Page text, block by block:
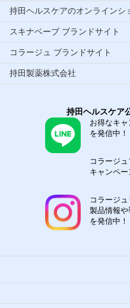
持田ヘルスケアのオンラインシ
スキナベーブ ブランドサイト
コラージュ ブランドサイト
持田製薬株式会社
持田ヘルスケア
お得なキ
を発信中！
コラージ
キャンペー
コラージ
製品情報
を発信中！